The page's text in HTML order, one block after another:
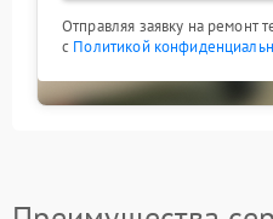
Отправляя заявку на ремонт
с Политикой